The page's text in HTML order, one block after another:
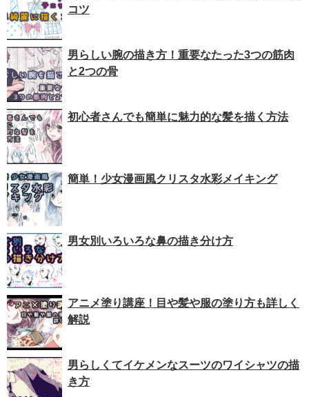
コツ
男らしい腕の描き方！重要なたった3つの筋肉
と2つの骨
初心者さんでも簡単に魅力的な髪を描く方法
簡単！少女漫画風クリスタ水彩メイキング
男女別いろいろな鼻の描き分け方
アニメ塗り講座！目や髪や服の塗り方も詳しく
解説
男らしくてイケメンなスーツのワイシャツの描
き方